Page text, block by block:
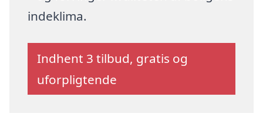
indeklima.
Indhent 3 tilbud, gratis og
uforpligtende